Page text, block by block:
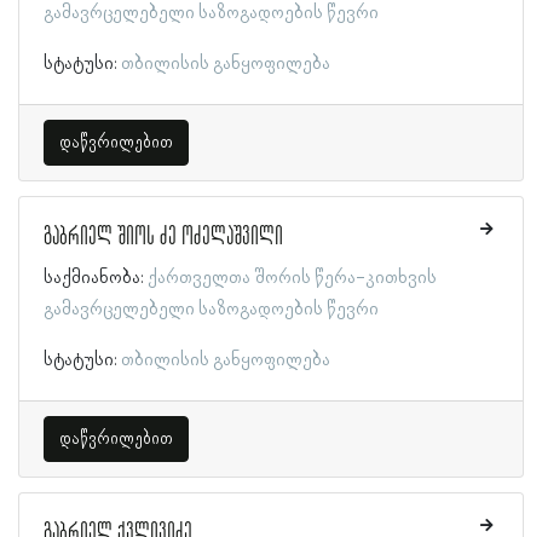
გამავრცელებელი საზოგადოების წევრი
სტატუსი: თბილისის განყოფილება
დაწვრილებით
გაბრიელ შიოს ძე ოძელაშვილი
საქმიანობა: ქართველთა შორის წერა-კითხვის
გამავრცელებელი საზოგადოების წევრი
სტატუსი: თბილისის განყოფილება
დაწვრილებით